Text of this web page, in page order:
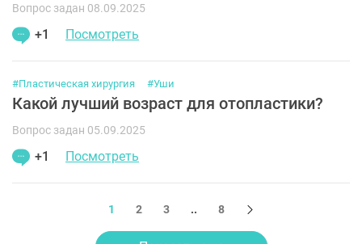
Вопрос задан 08.09.2025
+1 Посмотреть
#Пластическая хирургия #Уши
Какой лучший возраст для отопластики?
Вопрос задан 05.09.2025
+1 Посмотреть
1 2 3 .. 8